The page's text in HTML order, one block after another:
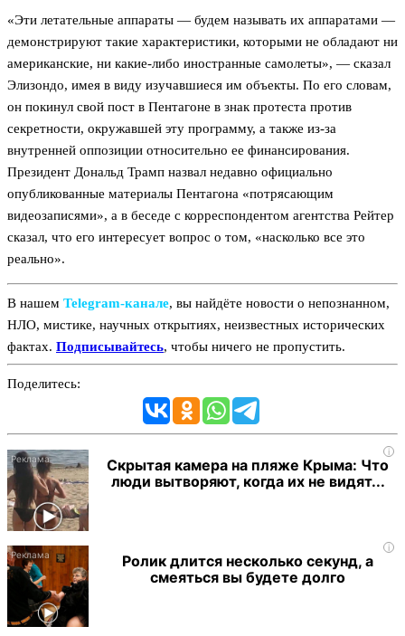
«Эти летательные аппараты — будем называть их аппаратами —
демонстрируют такие характеристики, которыми не обладают ни
американские, ни какие-либо иностранные самолеты», — сказал
Элизондо, имея в виду изучавшиеся им объекты. По его словам,
он покинул свой пост в Пентагоне в знак протеста против
секретности, окружавшей эту программу, а также из-за
внутренней оппозиции относительно ее финансирования.
Президент Дональд Трамп назвал недавно официально
опубликованные материалы Пентагона «потрясающим
видеозаписями», а в беседе с корреспондентом агентства Рейтер
сказал, что его интересует вопрос о том, «насколько все это
реально».
В нашем Telegram‑канале, вы найдёте новости о непознанном,
НЛО, мистике, научных открытиях, неизвестных исторических
фактах. Подписывайтесь, чтобы ничего не пропустить.
Поделитесь:
i
Скрытая камера на пляже Крыма: Что
люди вытворяют, когда их не видят...
i
Ролик длится несколько секунд, а
смеяться вы будете долго